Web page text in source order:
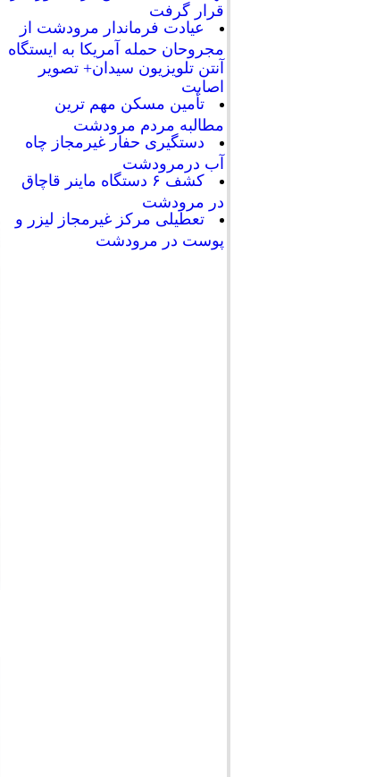
قرار گرفت
عیادت فرماندار مرودشت از
مجروحان حمله آمریکا به ایستگاه
آنتن تلویزیون سیدان+ تصویر
اصابت
تأمین مسکن مهم ترین
مطالبه مردم مرودشت
دستگیری حفار غیرمجاز چاه
آب درمرودشت
کشف ۶ دستگاه ماینر قاچاق
در مرودشت
تعطیلی مرکز غیرمجاز لیزر و
پوست در مرودشت